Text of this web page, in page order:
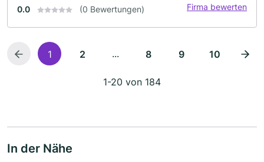
0.0 (0 Bewertungen) Firma bewerten
1 2 ... 8 9 10
1-20 von 184
In der Nähe